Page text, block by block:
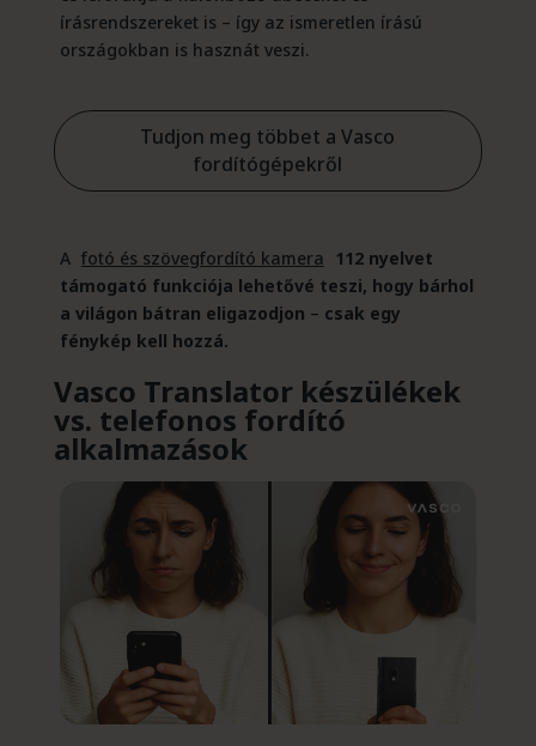
írásrendszereket is – így az ismeretlen írású
országokban is hasznát veszi.
Tudjon meg többet a Vasco
fordítógépekről
A fotó és szövegfordító kamera 112 nyelvet
támogató funkciója lehetővé teszi, hogy bárhol
a világon bátran eligazodjon – csak egy
fénykép kell hozzá.
Vasco Translator készülékek
vs. telefonos fordító
alkalmazások